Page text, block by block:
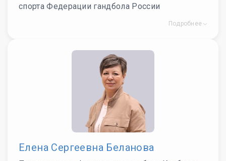
спорта Федерации гандбола России
Подробнее
Елена Сергеевна Беланова